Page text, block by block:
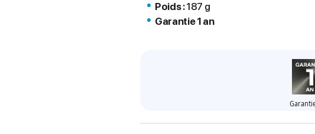
Poids :187 g
Garantie 1 an